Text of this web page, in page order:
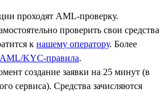
проходят AML-проверку.
проверить свои средства
к нашему оператору. Более
AML/KYC-правила.
создание заявки на 25 минут (в
сервиса). Средства зачисляются